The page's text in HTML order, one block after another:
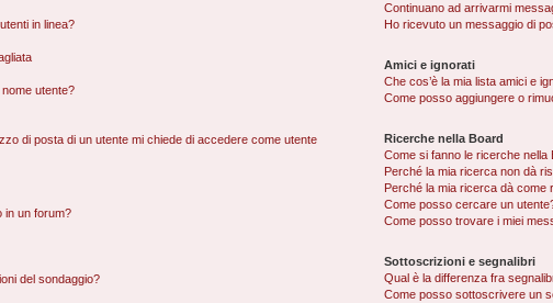
in linea?
utente?
di posta di un utente mi chiede di accedere come utente
in un forum?
del sondaggio?
Continuano ad arrivarmi
Ho ricevuto un messaggio di
Amici e ignorati
Che cos’è la mia lista amici e
Come posso aggiungere o
Ricerche nella Board
Come si fanno le ricerche nella
Perché la mia ricerca non dà
Perché la mia ricerca dà come
Come posso cercare un
Come posso trovare i miei
Sottoscrizioni e segnalibri
Qual è la differenza fra
Come posso sottoscrivere un